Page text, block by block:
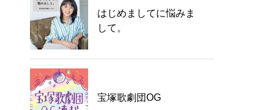
はじめましてに悩みま
して。
宝塚歌劇団OG